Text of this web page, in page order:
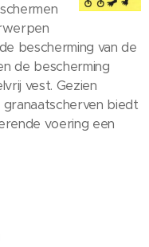
bescherming van de
de bescherming
vest. Gezien
biedt
voering een